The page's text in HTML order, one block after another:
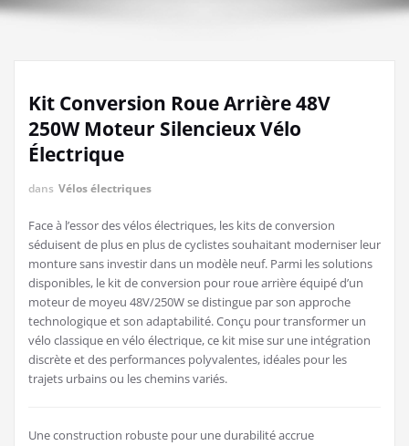
Kit Conversion Roue Arrière 48V
250W Moteur Silencieux Vélo
Électrique
dans Vélos électriques
Face à l’essor des vélos électriques, les kits de conversion
séduisent de plus en plus de cyclistes souhaitant moderniser leur
monture sans investir dans un modèle neuf. Parmi les solutions
disponibles, le kit de conversion pour roue arrière équipé d’un
moteur de moyeu 48V/250W se distingue par son approche
technologique et son adaptabilité. Conçu pour transformer un
vélo classique en vélo électrique, ce kit mise sur une intégration
discrète et des performances polyvalentes, idéales pour les
trajets urbains ou les chemins variés.
Une construction robuste pour une durabilité accrue